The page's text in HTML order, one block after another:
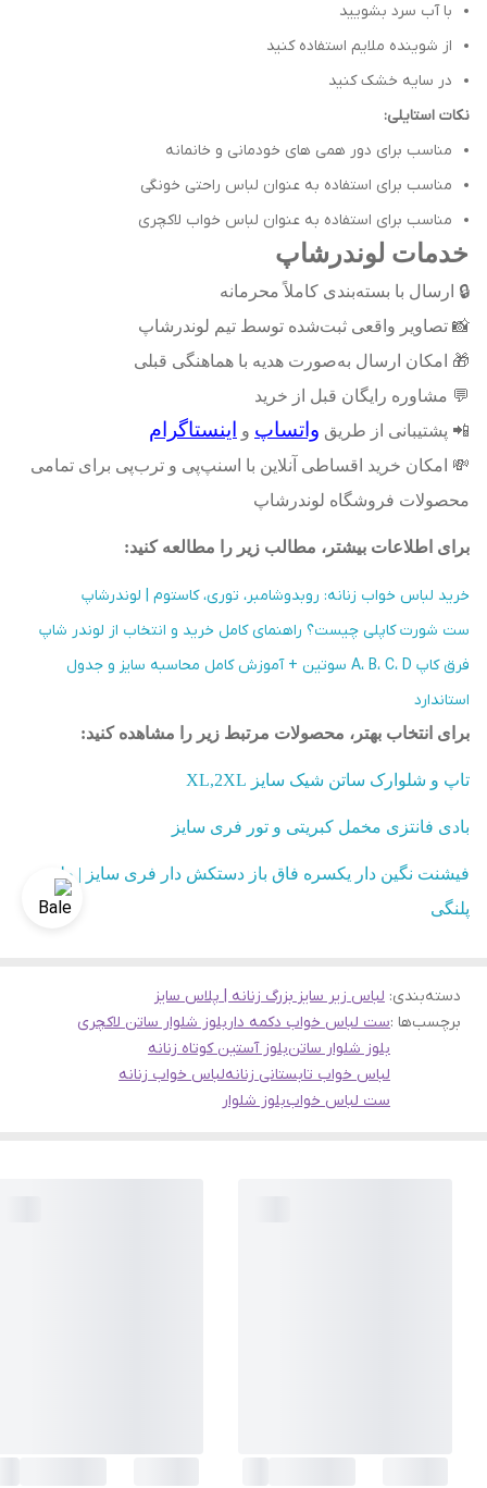
با آب سرد بشویید
از شوینده ملایم استفاده کنید
در سایه خشک کنید
نکات استایلی:
مناسب برای دور همی های خودمانی و خانمانه
مناسب برای استفاده به عنوان لباس راحتی خونگی
مناسب برای استفاده به عنوان لباس خواب لاکچری
خدمات لوندرشاپ
🔒 ارسال با بسته‌بندی کاملاً محرمانه
📸 تصاویر واقعی ثبت‌شده توسط تیم لوندرشاپ
🎁 امکان ارسال به‌صورت هدیه با هماهنگی قبلی
💬 مشاوره رایگان قبل از خرید
📲 پشتیبانی از طریق واتساپ و اینستاگرام
💸 امکان خرید اقساطی آنلاین با اسنپ‌پی و ترب‌پی برای تمامی
محصولات فروشگاه لوندرشاپ
برای اطلاعات بیشتر، مطالب زیر را مطالعه کنید:
خرید لباس خواب زنانه: روبدوشامبر، توری، کاستوم | لوندرشاپ
ست شورت کاپلی چیست؟ راهنمای کامل خرید و انتخاب از لوندر شاپ
فرق کاپ A، B، C، D سوتین + آموزش کامل محاسبه سایز و جدول
استاندارد
برای انتخاب بهتر، محصولات مرتبط زیر را مشاهده کنید:
تاپ و شلوارک ساتن شیک سایز XL,2XL
بادی فانتزی مخمل کبریتی و تور فری سایز
فیشنت نگین دار یکسره فاق باز دستکش دار فری سایز | طرح
پلنگی
دسته‌بندی: لباس زیر سایز بزرگ زنانه | پلاس سایز
برچسب‌ها :ست لباس خواب دکمه داربلوز شلوار ساتن لاکچری
بلوز شلوار ساتنبلوز آستین کوتاه زنانه
لباس خواب تابستانی زنانهلباس خواب زنانه
ست لباس خواببلوز شلوار